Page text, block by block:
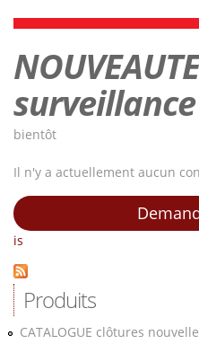
surveillance
bientôt
Il n'y a actuellement aucun
is
Produits
CATALOGUE clôtures